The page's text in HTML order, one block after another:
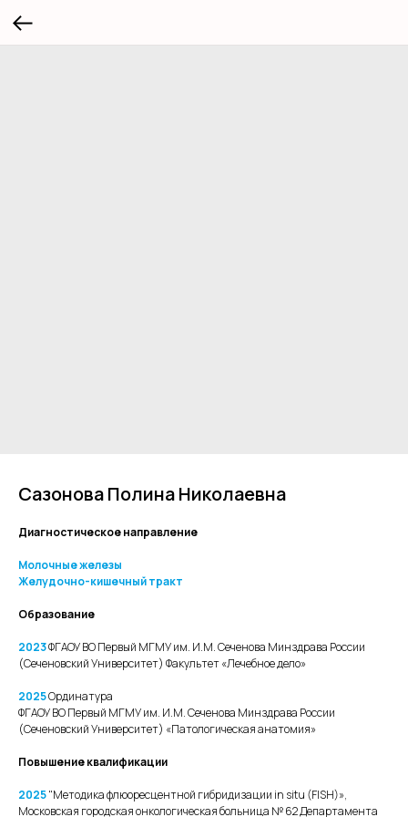
Сазонова Полина Николаевна
Диагностическое направление
Молочные железы
Желудочно-кишечный тракт
Образование
2023ФГАОУ ВО Первый МГМУ им. И.М. Сеченова Минздрава России
(Сеченовский Университет) Факультет «Лечебное дело»
2025Ординатура
ФГАОУ ВО Первый МГМУ им. И.М. Сеченова Минздрава России
(Сеченовский Университет) «Патологическая анатомия»
Повышение квалификации
2025"Методика флюоресцентной гибридизации in situ (FISH)»,
Московская городская онкологическая больница № 62 Департамента